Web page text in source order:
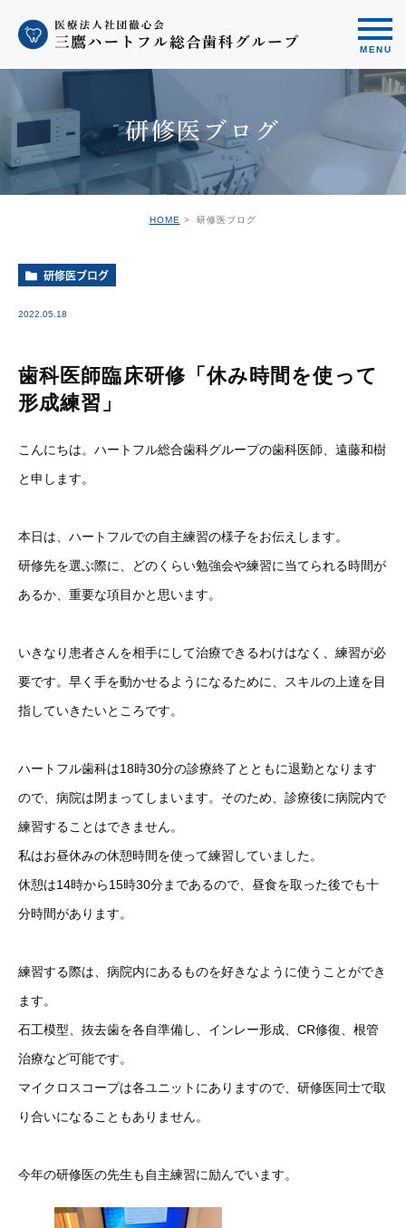
研修医ブログ
HOME 研修医ブログ
研修医ブログ
2022.05.18
歯科医師臨床研修「休み時間を使って
形成練習」
こんにちは。ハートフル総合歯科グループの歯科医師、遠藤和樹
と申します。
本日は、ハートフルでの自主練習の様子をお伝えします。
研修先を選ぶ際に、どのくらい勉強会や練習に当てられる時間が
あるか、重要な項目かと思います。
いきなり患者さんを相手にして治療できるわけはなく、練習が必
要です。早く手を動かせるようになるために、スキルの上達を目
指していきたいところです。
ハートフル歯科は18時30分の診療終了とともに退勤となります
ので、病院は閉まってしまいます。そのため、診療後に病院内で
練習することはできません。
私はお昼休みの休憩時間を使って練習していました。
休憩は14時から15時30分まであるので、昼食を取った後でも十
分時間があります。
練習する際は、病院内にあるものを好きなように使うことができ
ます。
石工模型、抜去歯を各自準備し、インレー形成、CR修復、根管
治療など可能です。
マイクロスコープは各ユニットにありますので、研修医同士で取
り合いになることもありません。
今年の研修医の先生も自主練習に励んでいます。